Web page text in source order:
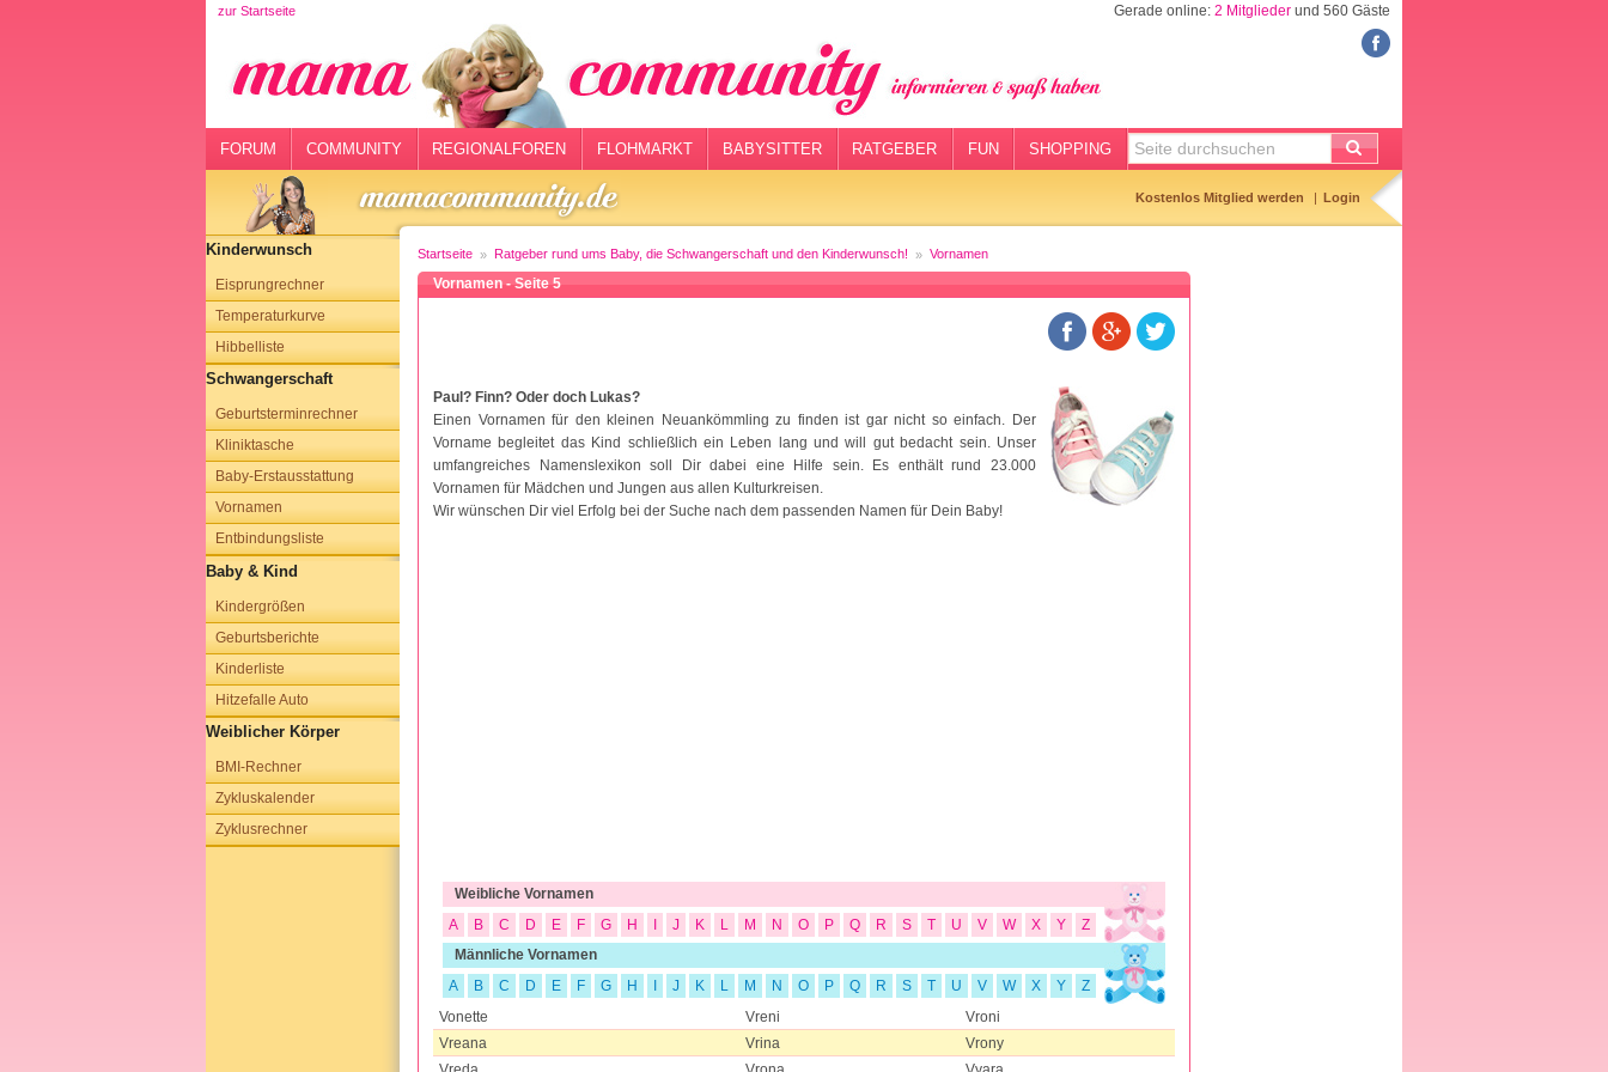
zur Startseite Gerade online: 2 Mitglieder und 560 Gäste
FORUM COMMUNITY REGIONALFOREN FLOHMARKT BABYSITTER RATGEBER FUN SHOPPING
Kostenlos Mitglied werden Login
Kinderwunsch
Eisprungrechner
Temperaturkurve
Hibbelliste
Schwangerschaft
Geburtsterminrechner
Kliniktasche
Baby-Erstausstattung
Vornamen
Entbindungsliste
Baby & Kind
Kindergrößen
Geburtsberichte
Kinderliste
Hitzefalle Auto
Weiblicher Körper
BMI-Rechner
Zykluskalender
Zyklusrechner
Startseite Ratgeber rund ums Baby, die Schwangerschaft und den Kinderwunsch! Vornamen
Vornamen - Seite 5
Paul? Finn? Oder doch Lukas?
Einen Vornamen für den kleinen Neuankömmling zu finden ist gar nicht so einfach. Der
Vorname begleitet das Kind schließlich ein Leben lang und will gut bedacht sein. Unser
umfangreiches Namenslexikon soll Dir dabei eine Hilfe sein. Es enthält rund 23.000
Vornamen für Mädchen und Jungen aus allen Kulturkreisen.
Wir wünschen Dir viel Erfolg bei der Suche nach dem passenden Namen für Dein Baby!
Weibliche Vornamen
A
B C D E F G H J K L M N O P Q R S T U V W X Y
Z
Männliche Vornamen
A
B C D E F G H J K L M N O P Q R S T U V W X Y
Z
Vonette
Vreni
Vroni
Vreana
Vrina
Vrony